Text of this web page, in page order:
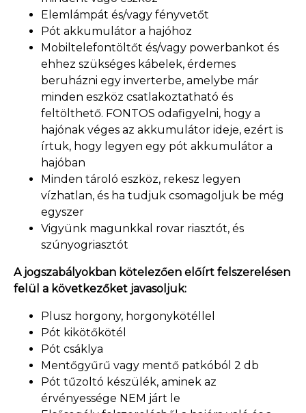
Elemlámpát és/vagy fényvetőt
Pót akkumulátor a hajóhoz
Mobiltelefontöltőt és/vagy powerbankot és
ehhez szükséges kábelek, érdemes
beruházni egy inverterbe, amelybe már
minden eszköz csatlakoztatható és
feltölthető. FONTOS odafigyelni, hogy a
hajónak véges az akkumulátor ideje, ezért is
írtuk, hogy legyen egy pót akkumulátor a
hajóban
Minden tároló eszköz, rekesz legyen
vízhatlan, és ha tudjuk csomagoljuk be még
egyszer
Vigyünk magunkkal rovar riasztót, és
szúnyogriasztót
A jogszabályokban kötelezően előírt felszerelésen
felül a következőket javasoljuk:
Plusz horgony, horgonykötéllel
Pót kikötőkötél
Pót csáklya
Mentőgyűrű vagy mentő patkóból 2 db
Pót tűzoltó készülék, aminek az
érvényessége NEM járt le